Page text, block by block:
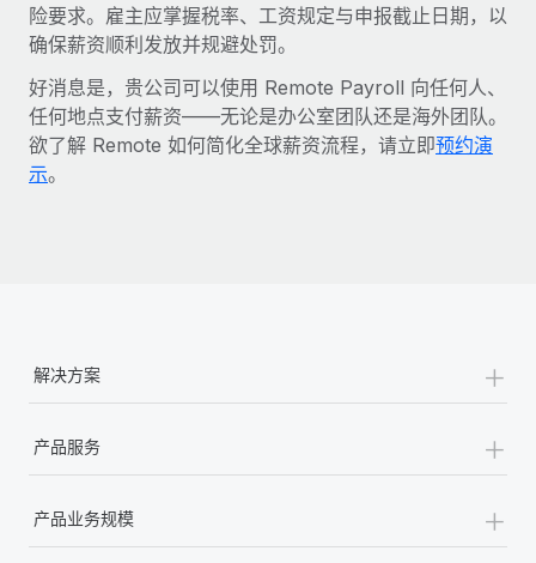
险要求。雇主应掌握税率、工资规定与申报截止日期，以
确保薪资顺利发放并规避处罚。
好消息是，贵公司可以使用 Remote Payroll 向任何人、
任何地点支付薪资——无论是办公室团队还是海外团队。
欲了解 Remote 如何简化全球薪资流程，请立即预约演
示。
解决方案 +
产品服务 +
产品业务规模 +